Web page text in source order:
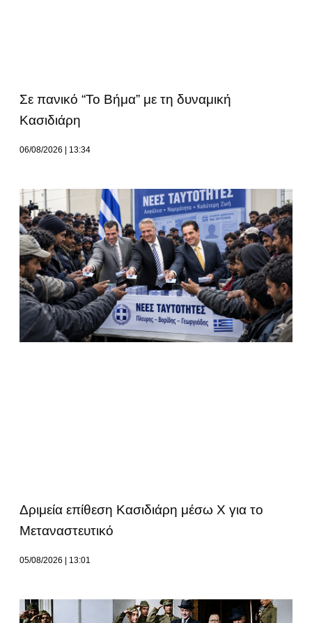
Σε πανικό “Το Βήμα” με τη δυναμική
Κασιδιάρη
06/08/2026 13:34
Δριμεία επίθεση Κασιδιάρη μέσω Χ για το
Μεταναστευτικό
05/08/2026 13:01